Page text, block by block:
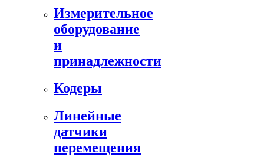
Измерительное
оборудование
и
принадлежности
Кодеры
Линейные
датчики
перемещения